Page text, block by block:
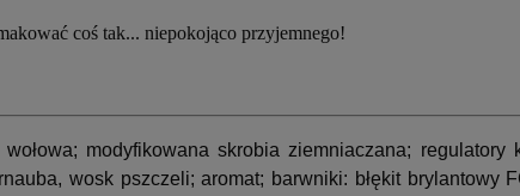
coś tak... niepokojąco przyjemnego!
modyfikowana skrobia ziemniaczana;
wosk pszczeli; aromat; barwniki: błękit brylantowy